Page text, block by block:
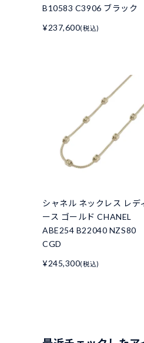
B10583 C3906 ブラック
¥237,600(税込)
シャネル ネックレス レデ
ース ゴールド CHANEL
ABE254 B22040 NZS80
CGD
¥245,300(税込)